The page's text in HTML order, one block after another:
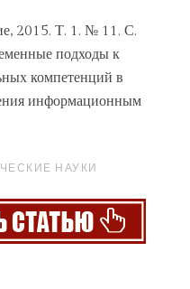
2015. Т. 1. № 11. С.
подходы к
компетенций в
информационным
НАУКИ